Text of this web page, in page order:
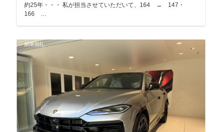
約25年・・・ 私が担当させていただいて、164 → 147・
166 …
納車御礼